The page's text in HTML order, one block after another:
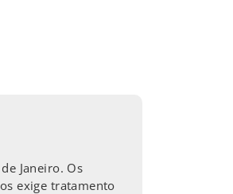
Janeiro. Os
exige tratamento